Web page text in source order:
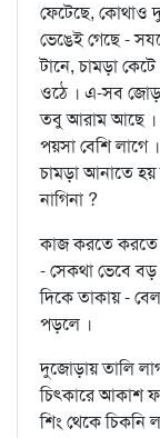
ফেটেছে, কোথাও
ভেঙেই গেছে -
টানে, চামড়া
ওঠে । এ-সব
তবু আরাম আছে ।
পয়সা বেশি লাগে
চামড়া আনাতে
নাগিনা ?
কাজ করতে করতে
- সেকথা ভেবে বড়
দিকে তাকায় -
পড়লে ।
দুজোড়ায় তালি
চিত্কারে আকাশ
শিং থেকে চিকনি